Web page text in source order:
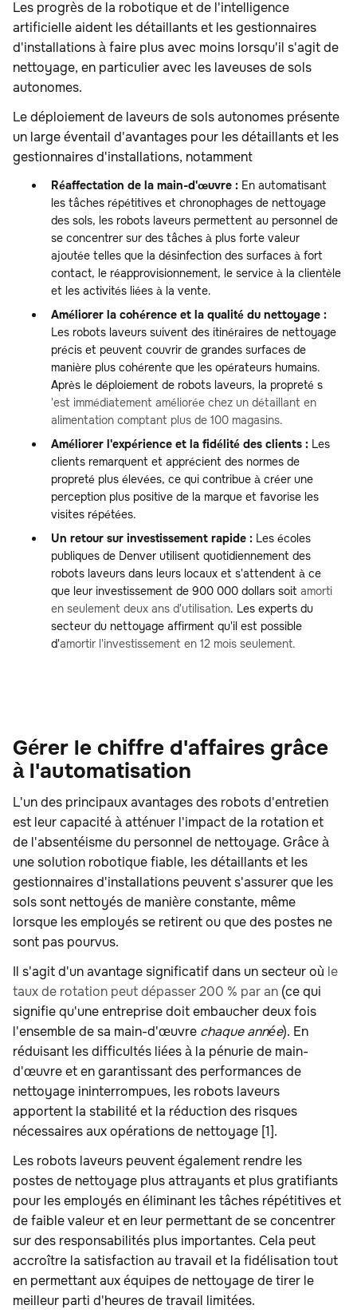
Les progrès de la robotique et de l'intelligence
artificielle aident les détaillants et les gestionnaires
d'installations à faire plus avec moins lorsqu'il s'agit de
nettoyage, en particulier avec les laveuses de sols
autonomes.
Le déploiement de laveurs de sols autonomes présente
un large éventail d'avantages pour les détaillants et les
gestionnaires d'installations, notamment
Réaffectation de la main-d'œuvre : En automatisant
les tâches répétitives et chronophages de nettoyage
des sols, les robots laveurs permettent au personnel de
se concentrer sur des tâches à plus forte valeur
ajoutée telles que la désinfection des surfaces à fort
contact, le réapprovisionnement, le service à la clientèle
et les activités liées à la vente.
Améliorer la cohérence et la qualité du nettoyage :
Les robots laveurs suivent des itinéraires de nettoyage
précis et peuvent couvrir de grandes surfaces de
manière plus cohérente que les opérateurs humains.
Après le déploiement de robots laveurs, la propreté s
'est immédiatement améliorée chez un détaillant en
alimentation comptant plus de 100 magasins.
Améliorer l'expérience et la fidélité des clients : Les
clients remarquent et apprécient des normes de
propreté plus élevées, ce qui contribue à créer une
perception plus positive de la marque et favorise les
visites répétées.
Un retour sur investissement rapide : Les écoles
publiques de Denver utilisent quotidiennement des
robots laveurs dans leurs locaux et s'attendent à ce
que leur investissement de 900 000 dollars soit amorti
en seulement deux ans d'utilisation. Les experts du
secteur du nettoyage affirment qu'il est possible
d'amortir l'investissement en 12 mois seulement.
Gérer le chiffre d'affaires grâce
à l'automatisation
L'un des principaux avantages des robots d'entretien
est leur capacité à atténuer l'impact de la rotation et
de l'absentéisme du personnel de nettoyage. Grâce à
une solution robotique fiable, les détaillants et les
gestionnaires d'installations peuvent s'assurer que les
sols sont nettoyés de manière constante, même
lorsque les employés se retirent ou que des postes ne
sont pas pourvus.
Il s'agit d'un avantage significatif dans un secteur où le
taux de rotation peut dépasser 200 % par an (ce qui
signifie qu'une entreprise doit embaucher deux fois
l'ensemble de sa main-d'œuvre chaque année). En
réduisant les difficultés liées à la pénurie de main-
d'œuvre et en garantissant des performances de
nettoyage ininterrompues, les robots laveurs
apportent la stabilité et la réduction des risques
nécessaires aux opérations de nettoyage [1].
Les robots laveurs peuvent également rendre les
postes de nettoyage plus attrayants et plus gratifiants
pour les employés en éliminant les tâches répétitives et
de faible valeur et en leur permettant de se concentrer
sur des responsabilités plus importantes. Cela peut
accroître la satisfaction au travail et la fidélisation tout
en permettant aux équipes de nettoyage de tirer le
meilleur parti d'heures de travail limitées.